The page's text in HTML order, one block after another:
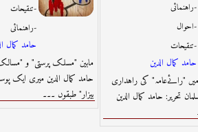
تنقیحات-
راہنمائى-
حامد كمال
مابین "مسلک پرستی" و
حامد کمال الدین میری ایک
بیزار" طبقوں ۔۔۔
راہنمائى-
احوال-
تنقیحات-
حامد كمال الدين
"رائےعامہ" کی راہداری
تحریر: حامد کمال الدین